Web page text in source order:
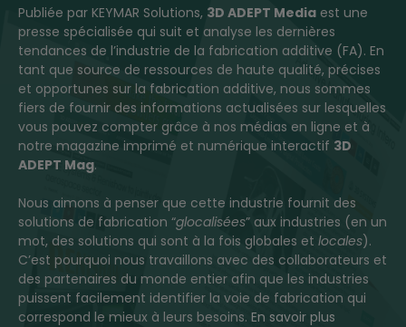
Publiée par KEYMAR Solutions, 3D ADEPT Media est une
presse spécialisée qui suit et analyse les dernières
tendances de l’industrie de la fabrication additive (FA). En
tant que source de ressources de haute qualité, précises
et opportunes sur la fabrication additive, nous sommes
fiers de fournir des informations actualisées sur lesquelles
vous pouvez compter grâce à nos médias en ligne et à
notre magazine imprimé et numérique interactif 3D
ADEPT Mag.
Nous aimons à penser que cette industrie fournit des
solutions de fabrication “glocalisées” aux industries (en un
mot, des solutions qui sont à la fois globales et locales).
C’est pourquoi nous travaillons avec des collaborateurs et
des partenaires du monde entier afin que les industries
puissent facilement identifier la voie de fabrication qui
correspond le mieux à leurs besoins. En savoir plus